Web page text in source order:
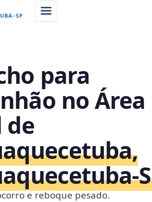
-SP
para
no Área
de
e reboque pesado.